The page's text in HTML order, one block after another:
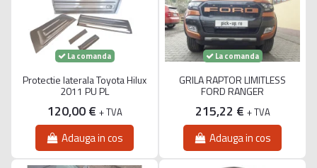
La comanda
Protectie laterala Toyota Hilux
2011 PU PL
120,00 € + TVA
Adauga in cos
La comanda
GRILA RAPTOR LIMITLESS
FORD RANGER
215,22 € + TVA
Adauga in cos